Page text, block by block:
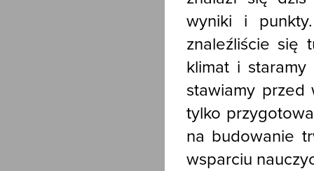
wyniki i
znaleźliście się
klimat i
stawiamy przed
tylko
na budowanie
wsparciu